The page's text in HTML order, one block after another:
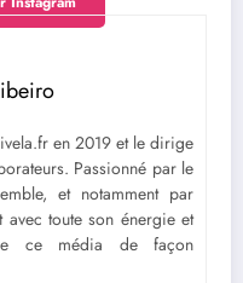
en 2019 et le dirige
Passionné par le
et notamment par
avec toute son énergie et
ce média de façon